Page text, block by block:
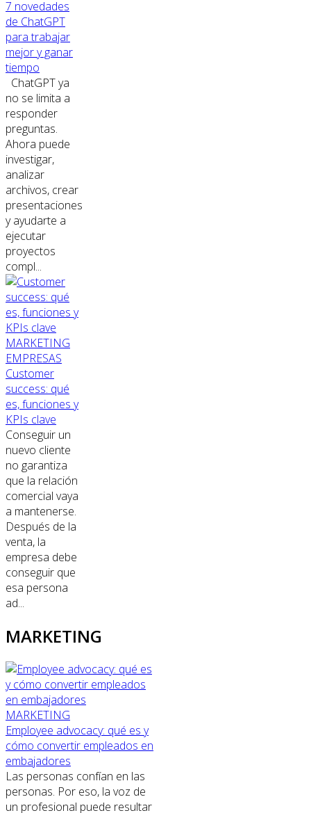
7 novedades
de ChatGPT
para trabajar
mejor y ganar
tiempo
ChatGPT ya
no se limita a
responder
preguntas.
Ahora puede
investigar,
analizar
archivos, crear
presentaciones
y ayudarte a
ejecutar
proyectos
compl...
MARKETING
EMPRESAS
Customer
success: qué
es, funciones y
KPIs clave
Conseguir un
nuevo cliente
no garantiza
que la relación
comercial vaya
a mantenerse.
Después de la
venta, la
empresa debe
conseguir que
esa persona
ad...
MARKETING
MARKETING
Employee advocacy: qué es y
cómo convertir empleados en
embajadores
Las personas confían en las
personas. Por eso, la voz de
un profesional puede resultar